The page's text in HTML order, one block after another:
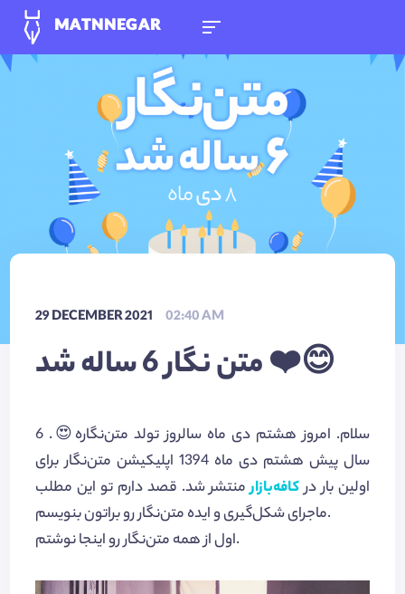
MATNNEGAR
29 DECEMBER 2021 02:40 AM
متن نگار 6 ساله شد ❤️😊
سلام. امروز هشتم دی ماه سالروز تولد متن‌نگاره😍. 6
سال پیش هشتم دی ماه 1394 اپلیکیشن متن‌نگار برای
اولین بار درکافه‌بازارمنتشر شد. قصد دارم تو این مطلب
ماجرای شکل‌گیری و ایده متن‌نگار رو براتون بنویسم.
اول از همه متن‌نگار رو اینجا نوشتم.